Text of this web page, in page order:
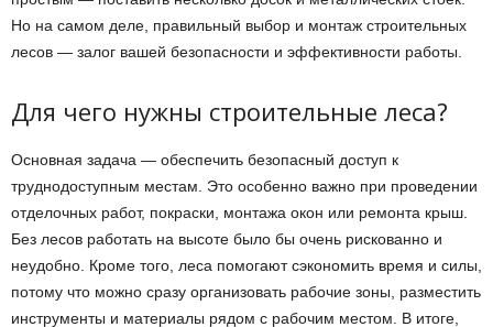
Но на самом деле, правильный выбор и монтаж строительных
лесов — залог вашей безопасности и эффективности работы.
Для чего нужны строительные леса?
Основная задача — обеспечить безопасный доступ к
труднодоступным местам. Это особенно важно при проведении
отделочных работ, покраски, монтажа окон или ремонта крыш.
Без лесов работать на высоте было бы очень рискованно и
неудобно. Кроме того, леса помогают сэкономить время и силы,
потому что можно сразу организовать рабочие зоны, разместить
инструменты и материалы рядом с рабочим местом. В итоге,